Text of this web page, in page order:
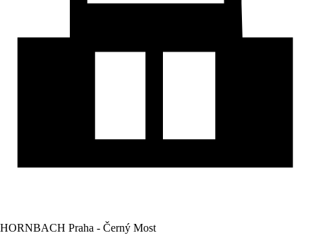
HORNBACH Praha - Černý Most